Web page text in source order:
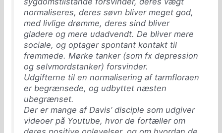
normaliseres, deres søvn bliver meget god,
med livlige drømme, deres sind bliver
gladere og mere udadvendt. De bliver mere
sociale, og optager spontant kontakt til
fremmede. Mørke tanker (som fx depression
og selvmordstanker) forsvinder.
Udgifterne til en normalisering af tarmfloraen
er begrænsede, og udbyttet næsten
ubegrænset.
Der er mange af Davis’ disciple som udgiver
videoer på Youtube, hvor de fortæller om